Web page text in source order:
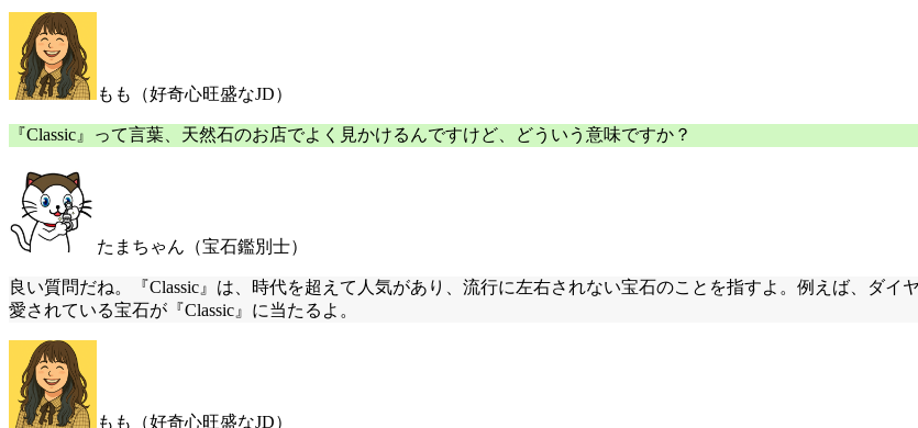
もも（好奇心旺盛なJD）
『Classic』って言葉、天然石のお店でよく見かけるんですけど、どういう意味ですか？
たまちゃん（宝石鑑別士）
良い質問だね。『Classic』は、時代を超えて人気があり、流行に左右されない宝石のことを指すよ。例えば、ダ
愛されている宝石が『Classic』に当たるよ。
もも（好奇心旺盛なJD）